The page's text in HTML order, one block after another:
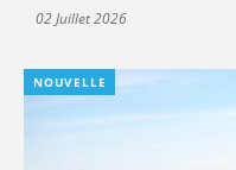
02 Juillet 2026
NOUVELLE